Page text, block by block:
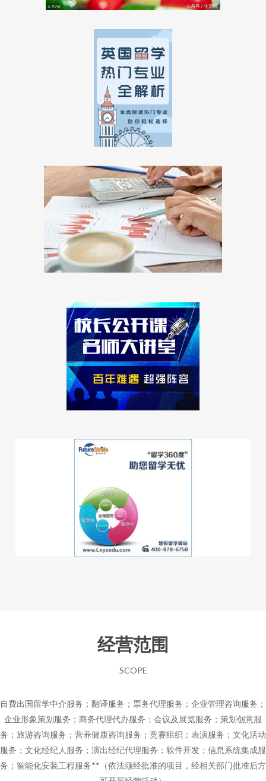
经营范围
SCOPE
自费出国留学中介服务；翻译服务；票务代理服务；企业管理咨询服务；
企业形象策划服务；商务代理代办服务；会议及展览服务；策划创意服
务；旅游咨询服务；营养健康咨询服务；竞赛组织；表演服务；文化活动
服务；文化经纪人服务；演出经纪代理服务；软件开发；信息系统集成服
务；智能化安装工程服务**（依法须经批准的项目，经相关部门批准后方